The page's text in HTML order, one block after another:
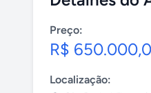
Preço:
R$
Localização: